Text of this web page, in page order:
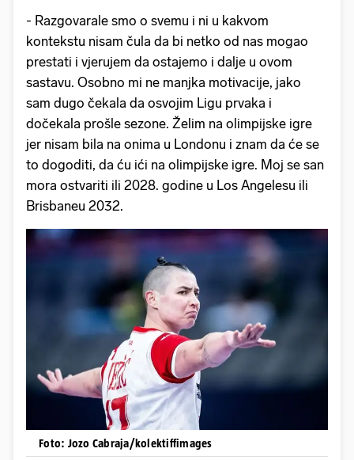
- Razgovarale smo o svemu i ni u kakvom
kontekstu nisam čula da bi netko od nas mogao
prestati i vjerujem da ostajemo i dalje u ovom
sastavu. Osobno mi ne manjka motivacije, jako
sam dugo čekala da osvojim Ligu prvaka i
dočekala prošle sezone. Želim na olimpijske igre
jer nisam bila na onima u Londonu i znam da će se
to dogoditi, da ću ići na olimpijske igre. Moj se san
mora ostvariti ili 2028. godine u Los Angelesu ili
Brisbaneu 2032.
Foto: Jozo Cabraja/kolektiffimages